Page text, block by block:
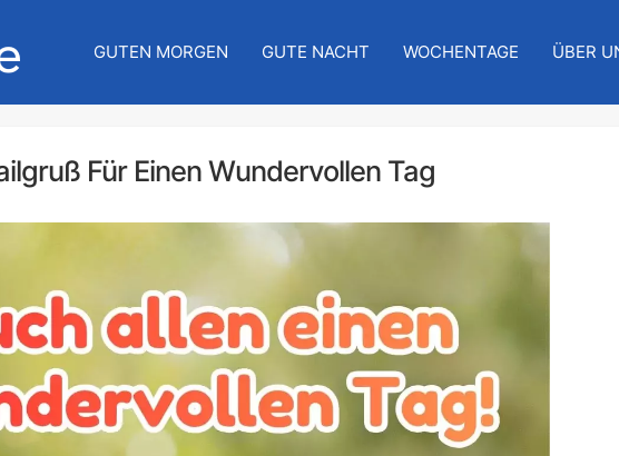
GUTEN MORGEN GUTE NACHT WOCHENTAGE ÜBER
Für Einen Wundervollen Tag